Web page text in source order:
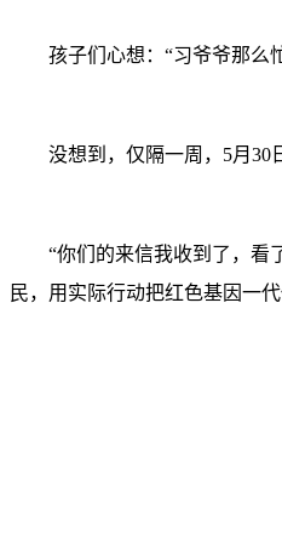
孩子们心想：“习爷爷那么忙
没想到，仅隔一周，5月30日
“你们的来信我收到了，看了
民，用实际行动把红色基因一